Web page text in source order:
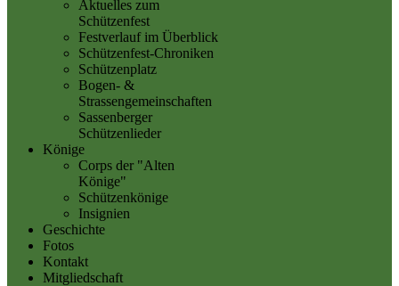
Aktuelles zum
Schützenfest
Festverlauf im Überblick
Schützenfest-Chroniken
Schützenplatz
Bogen- &
Strassengemeinschaften
Sassenberger
Schützenlieder
Könige
Corps der "Alten
Könige"
Schützenkönige
Insignien
Geschichte
Fotos
Kontakt
Mitgliedschaft